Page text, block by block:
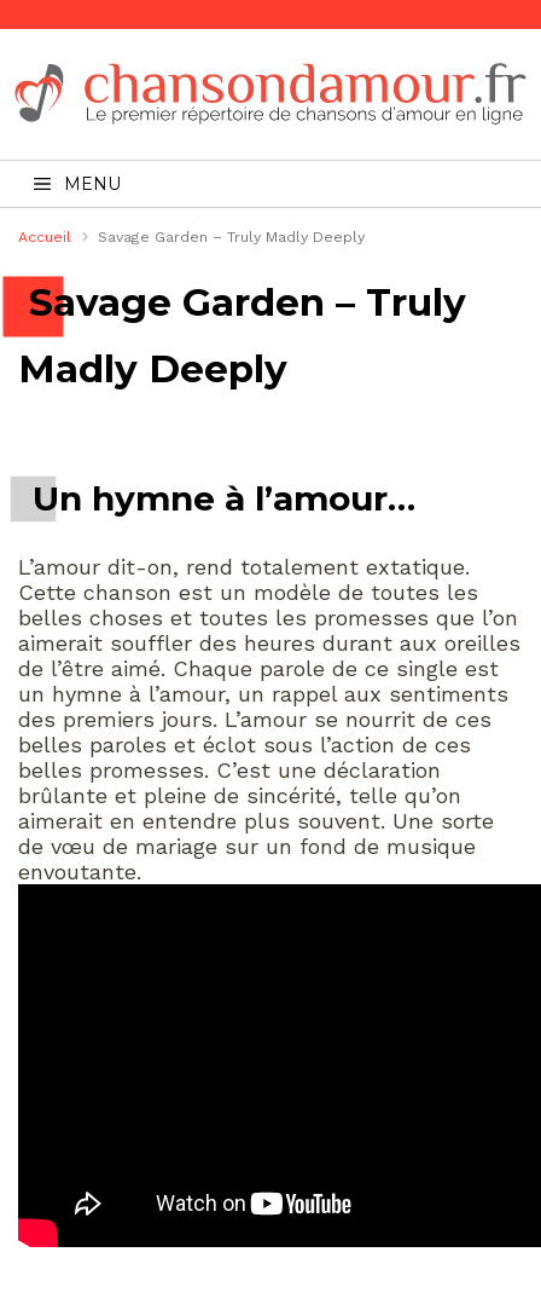
MENU
Accueil Savage Garden – Truly Madly Deeply
Savage Garden – Truly
Madly Deeply
Un hymne à l’amour…
L’amour dit-on, rend totalement extatique.
Cette chanson est un modèle de toutes les
belles choses et toutes les promesses que l’on
aimerait souffler des heures durant aux oreilles
de l’être aimé. Chaque parole de ce single est
un hymne à l’amour, un rappel aux sentiments
des premiers jours. L’amour se nourrit de ces
belles paroles et éclot sous l’action de ces
belles promesses. C’est une déclaration
brûlante et pleine de sincérité, telle qu’on
aimerait en entendre plus souvent. Une sorte
de vœu de mariage sur un fond de musique
envoutante.